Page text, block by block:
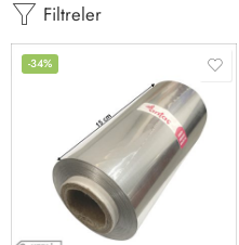
Filtreler
-34%